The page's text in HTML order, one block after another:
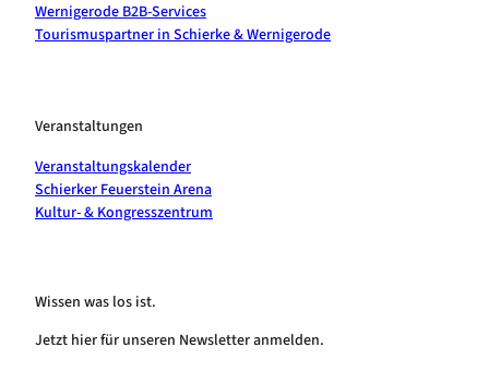
Wernigerode B2B-Services
Tourismuspartner in Schierke & Wernigerode
Veranstaltungen
Veranstaltungskalender
Schierker Feuerstein Arena
Kultur- & Kongresszentrum
Wissen was los ist.
Jetzt hier für unseren Newsletter anmelden.